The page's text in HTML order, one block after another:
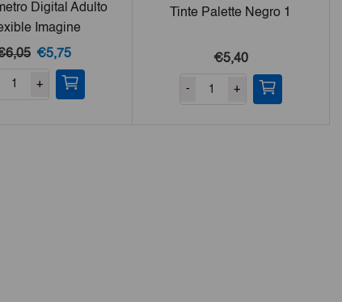
Digital Adulto
Imagine
El
precio
original
€5,75El
precio
actual
+
Tinte Palette Negro 1
€5,40
- +